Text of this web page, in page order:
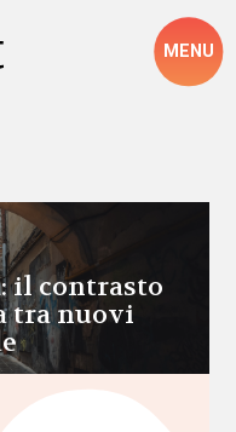
MENU
il contrasto
tra nuovi